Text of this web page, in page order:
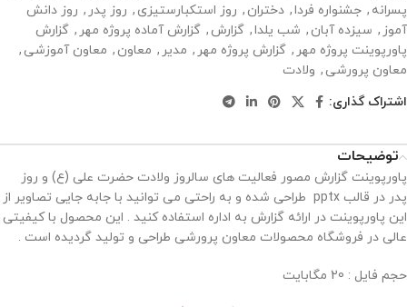
پسرانه , جشنواره فردا, دختران , روز استکبارستیزی , روز پدر , روز دانش
آموز , سیزده آبان , شب یلدا, گزارش , گزارش آماده پروژه مهر , گزارش
پاورپوینت پروژه مهر , گزارش پروژه مهر , مدیر , معاون , معاون آموزشی ,
معاون پرورشی , ولادت
اشتراک گذاری:
توضیحات
پاورپوینت گزارش مصور فعالیت های سالروز ولادت حضرت علی (ع) و روز
پدر در قالب pptx طراحی شده و به راحتی می توانید با جابه جایی تصاویر از
این پاورپوینت در ارائه گزارش به اداره استفاده کنید . این محصول با کیفیتی
عالی در فروشگاه محصولات معاون پرورشی طراحی و تولید گردیده است .
حجم فایل : 20 مگابایت